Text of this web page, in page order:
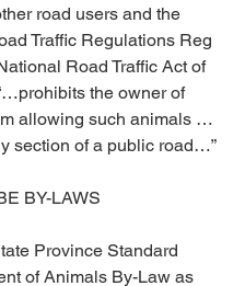
road users and the
Traffic Regulations Reg
Road Traffic Act of
the owner of
allowing such animals …
section of a public road…”
BY-LAWS
Province Standard
of Animals By-Law as